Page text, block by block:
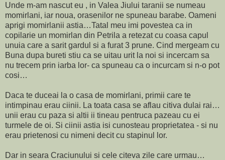
Unde m-am nascut eu , in Valea Jiului taranii se numeau
momirlani, iar noua, orasenilor ne spuneau barabe. Oameni
aprigi momirlanii astia…Tatal meu imi povestea ca in
copilarie un momirlan din Petrila a retezat cu coasa capul
unuia care a sarit gardul si a furat 3 prune. Cind mergeam cu
Buna dupa bureti stiu ca se uitau urit la noi si incercam sa
nu trecem prin iarba lor- ca spuneau ca o incurcam si n-o pot
cosi…
Daca te duceai la o casa de momirlani, primii care te
intimpinau erau ciinii. La toata casa se aflau citiva dulai rai…
unii erau cu paza si altii ii tineau pentruca pazeau cu ei
turmele de oi. Si ciinii astia isi cunosteau proprietatea - si nu
erau prietenosi cu nimeni decit cu stapinul lor.
Dar in seara Craciunului si cele citeva zile care urmau…